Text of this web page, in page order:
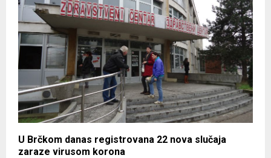
U Brčkom danas registrovana 22 nova slučaja
zaraze virusom korona